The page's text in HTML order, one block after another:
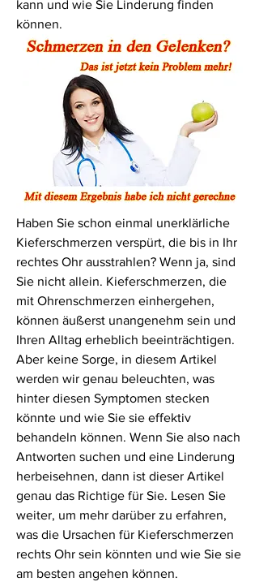
kann und wie Sie Linderung finden
können.
Haben Sie schon einmal unerklärliche
Kieferschmerzen verspürt, die bis in Ihr
rechtes Ohr ausstrahlen? Wenn ja, sind
Sie nicht allein. Kieferschmerzen, die
mit Ohrenschmerzen einhergehen,
können äußerst unangenehm sein und
Ihren Alltag erheblich beeinträchtigen.
Aber keine Sorge, in diesem Artikel
werden wir genau beleuchten, was
hinter diesen Symptomen stecken
könnte und wie Sie sie effektiv
behandeln können. Wenn Sie also nach
Antworten suchen und eine Linderung
herbeisehnen, dann ist dieser Artikel
genau das Richtige für Sie. Lesen Sie
weiter, um mehr darüber zu erfahren,
was die Ursachen für Kieferschmerzen
rechts Ohr sein könnten und wie Sie sie
am besten angehen können.